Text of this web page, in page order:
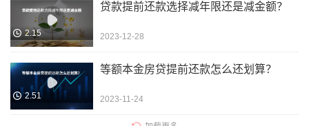
2.15
贷款提前还款选择减年限还是减金额？
2023-12-28
2.51
等额本金房贷提前还款怎么还划算？
2023-11-24